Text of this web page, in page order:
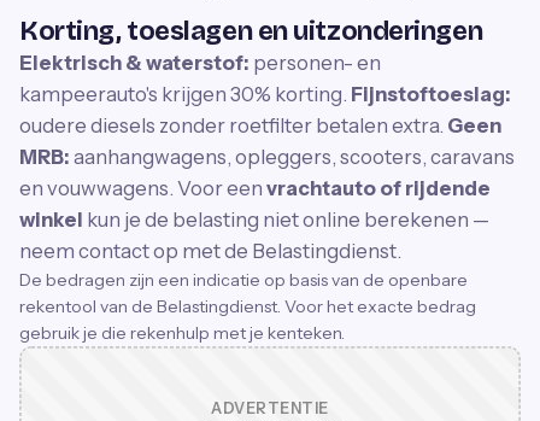
Korting, toeslagen en uitzonderingen
Elektrisch & waterstof: personen- en
kampeerauto's krijgen 30% korting. Fijnstoftoeslag:
oudere diesels zonder roetfilter betalen extra. Geen
MRB: aanhangwagens, opleggers, scooters, caravans
en vouwwagens. Voor een vrachtauto of rijdende
winkel kun je de belasting niet online berekenen —
neem contact op met de Belastingdienst.
De bedragen zijn een indicatie op basis van de openbare
rekentool van de Belastingdienst. Voor het exacte bedrag
gebruik je die rekenhulp met je kenteken.
ADVERTENTIE